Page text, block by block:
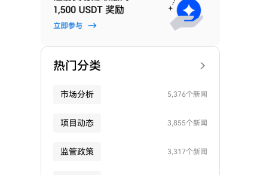
热门分类
市场分析 5,376个新闻
项目动态 3,855个新闻
监管政策 3,317个新闻